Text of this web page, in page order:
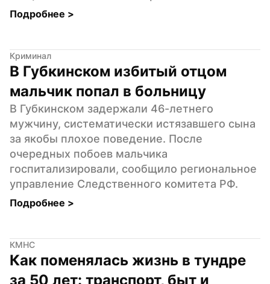
Подробнее >
Криминал
В Губкинском избитый отцом
мальчик попал в больницу
В Губкинском задержали 46-летнего
мужчину, систематически истязавшего сына
за якобы плохое поведение. После
очередных побоев мальчика
госпитализировали, сообщило региональное
управление Следственного комитета РФ.
Подробнее >
КМНС
Как поменялась жизнь в тундре
за 50 лет: транспорт, быт и